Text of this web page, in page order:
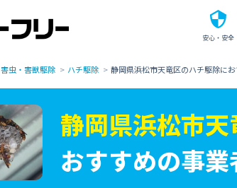
安心・安全
害虫・害獣駆除 ハチ駆除 静岡県浜松市天竜区のハチ駆除に
静岡県浜松市天
おすすめの事業